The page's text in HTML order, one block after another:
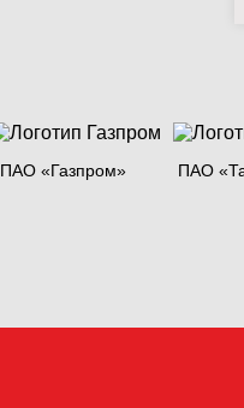
ПАО «Газпром» ПАО